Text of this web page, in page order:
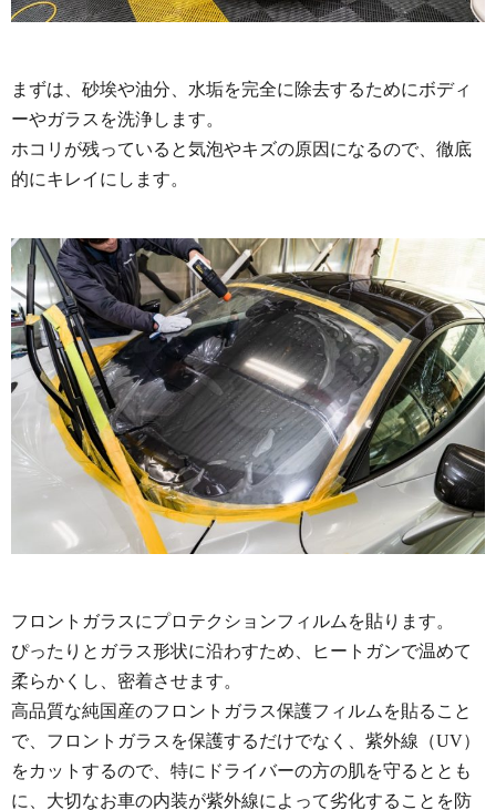
まずは、砂埃や油分、水垢を完全に除去するためにボディ
ーやガラスを洗浄します。
ホコリが残っていると気泡やキズの原因になるので、徹底
的にキレイにします。
フロントガラスにプロテクションフィルムを貼ります。
ぴったりとガラス形状に沿わすため、ヒートガンで温めて
柔らかくし、密着させます。
高品質な純国産のフロントガラス保護フィルムを貼ること
で、フロントガラスを保護するだけでなく、紫外線（UV）
をカットするので、特にドライバーの方の肌を守るととも
に、大切なお車の内装が紫外線によって劣化することを防